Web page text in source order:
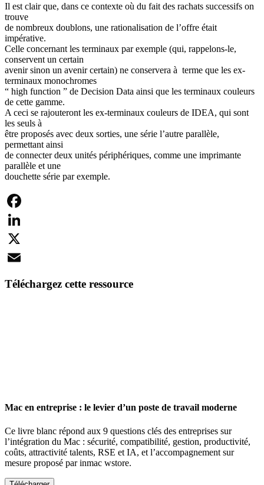
Il est clair que, dans ce contexte où du fait des rachats successifs on
trouve
de nombreux doublons, une rationalisation de l’offre était
impérative.
Celle concernant les terminaux par exemple (qui, rappelons-le,
conservent un certain
avenir sinon un avenir certain) ne conservera à terme que les ex-
terminaux monochromes
“ high function ” de Decision Data ainsi que les terminaux couleurs
de cette gamme.
A ceci se rajouteront les ex-terminaux couleurs de IDEA, qui sont
les seuls à
être proposés avec deux sorties, une série l’autre parallèle,
permettant ainsi
de connecter deux unités périphériques, comme une imprimante
parallèle et une
douchette série par exemple.
Facebook
LinkedIn
X
Téléchargez cette ressource
Mac en entreprise : le levier d’un poste de travail moderne
Ce livre blanc répond aux 9 questions clés des entreprises sur
l’intégration du Mac : sécurité, compatibilité, gestion, productivité,
coûts, attractivité talents, RSE et IA, et l’accompagnement sur
mesure proposé par inmac wstore.